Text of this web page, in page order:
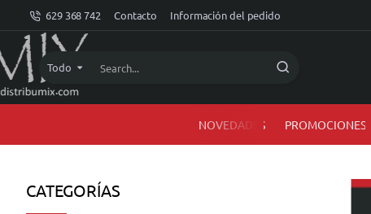
dMIX
Online
629 368 742 Contacto Información del pedido
Todo
Search...
NOVEDADES PROMOCIONES
CATEGORÍAS